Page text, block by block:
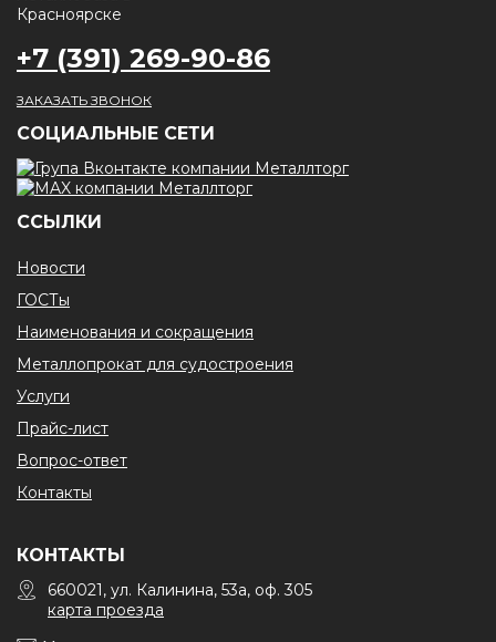
+7 (391) 269-90-86
ЗАКАЗАТЬ ЗВОНОК
CОЦИАЛЬНЫЕ СЕТИ
ССЫЛКИ
Новости
ГОСТы
Наименования и сокращения
Металлопрокат для судостроения
Услуги
Прайс-лист
Вопрос-ответ
Контакты
КОНТАКТЫ
660021, ул. Калинина, 53а, оф. 305
карта проезда